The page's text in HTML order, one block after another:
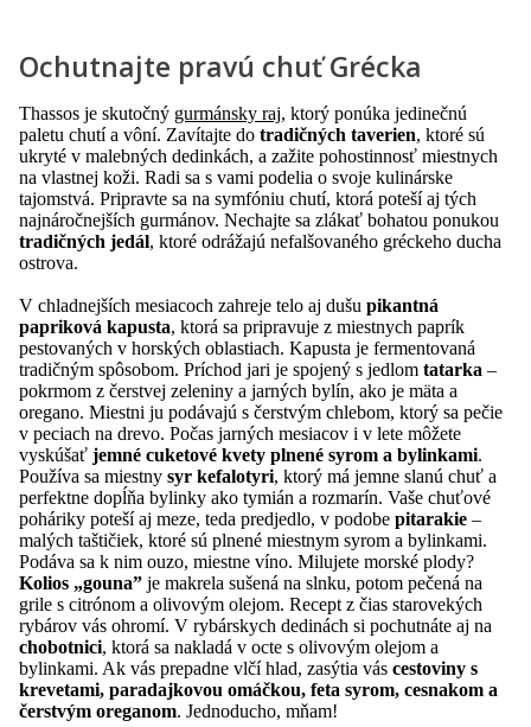
Ochutnajte pravú chuť Grécka
Thassos je skutočný gurmánsky raj, ktorý ponúka jedinečnú
paletu chutí a vôní. Zavítajte do tradičných taverien, ktoré sú
ukryté v malebných dedinkách, a zažite pohostinnosť miestnych
na vlastnej koži. Radi sa s vami podelia o svoje kulinárske
tajomstvá. Pripravte sa na symfóniu chutí, ktorá poteší aj tých
najnáročnejších gurmánov. Nechajte sa zlákať bohatou ponukou
tradičných jedál, ktoré odrážajú nefalšovaného gréckeho ducha
ostrova.
V chladnejších mesiacoch zahreje telo aj dušu pikantná
papriková kapusta, ktorá sa pripravuje z miestnych paprík
pestovaných v horských oblastiach. Kapusta je fermentovaná
tradičným spôsobom. Príchod jari je spojený s jedlom tatarka –
pokrmom z čerstvej zeleniny a jarných bylín, ako je mäta a
oregano. Miestni ju podávajú s čerstvým chlebom, ktorý sa pečie
v peciach na drevo. Počas jarných mesiacov i v lete môžete
vyskúšať jemné cuketové kvety plnené syrom a bylinkami.
Používa sa miestny syr kefalotyri, ktorý má jemne slanú chuť a
perfektne dopĺňa bylinky ako tymián a rozmarín. Vaše chuťové
poháriky poteší aj meze, teda predjedlo, v podobe pitarakie –
malých taštičiek, ktoré sú plnené miestnym syrom a bylinkami.
Podáva sa k nim ouzo, miestne víno. Milujete morské plody?
Kolios „gouna” je makrela sušená na slnku, potom pečená na
grile s citrónom a olivovým olejom. Recept z čias starovekých
rybárov vás ohromí. V rybárskych dedinách si pochutnáte aj na
chobotnici, ktorá sa nakladá v octe s olivovým olejom a
bylinkami. Ak vás prepadne vlčí hlad, zasýtia vás cestoviny s
krevetami, paradajkovou omáčkou, feta syrom, cesnakom a
čerstvým oreganom. Jednoducho, mňam!